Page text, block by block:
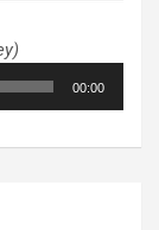
00:00